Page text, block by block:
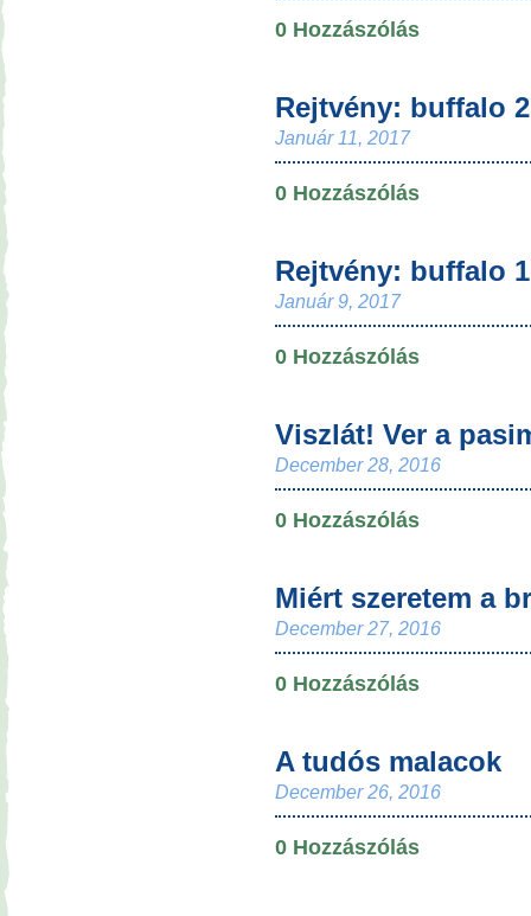
0 Hozzászólás
Rejtvény: buffalo
Január 11, 2017
0 Hozzászólás
Rejtvény: buffalo
Január 9, 2017
0 Hozzászólás
Viszlát! Ver a
December 28, 2016
0 Hozzászólás
Miért szeretem a
December 27, 2016
0 Hozzászólás
A tudós malacok
December 26, 2016
0 Hozzászólás